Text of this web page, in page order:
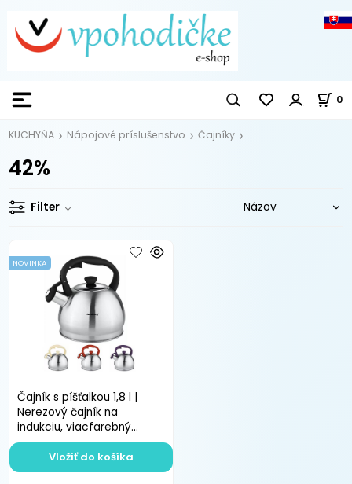
0
KUCHYŇA Nápojové príslušenstvo Čajníky
42%
Filter
Čajník s píšťalkou 1,8 l |
Nerezový čajník na
indukciu, viacfarebný
moderný dizajn
NOVINKA
Vložiť do košíka